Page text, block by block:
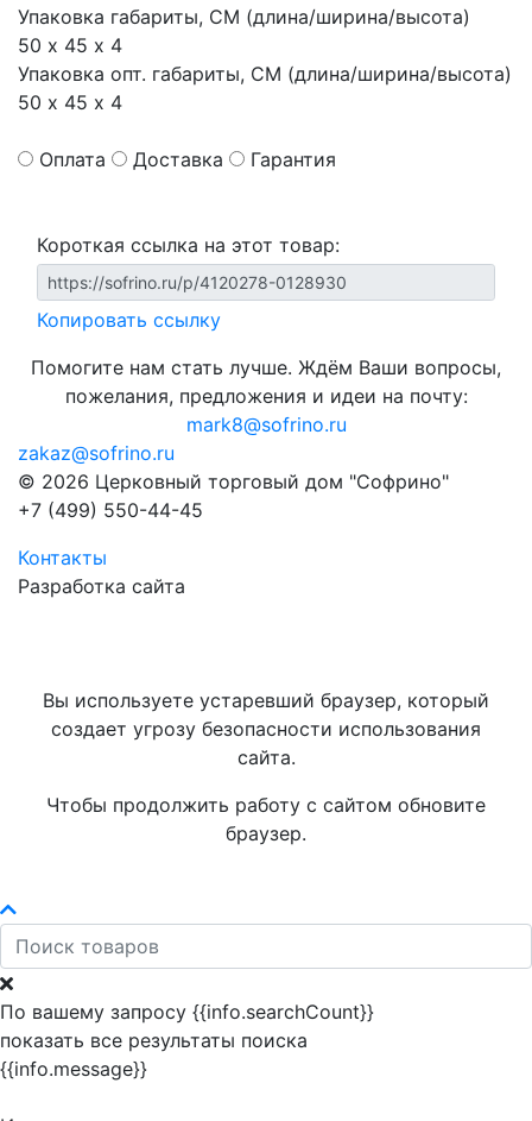
Упаковка габариты, СМ (длина/ширина/высота)
50 х 45 х 4
Упаковка опт. габариты, СМ (длина/ширина/высота)
50 х 45 х 4
Оплата Доставка Гарантия
Короткая ссылка на этот товар:
Копировать ссылку
Помогите нам стать лучше. Ждём Ваши вопросы,
пожелания, предложения и идеи на почту:
mark8@sofrino.ru
zakaz@sofrino.ru
© 2026 Церковный торговый дом "Софрино"
+7 (499) 550-44-45
Контакты
Разработка сайта
Вы используете устаревший браузер, который
создает угрозу безопасности использования
сайта.
Чтобы продолжить работу с сайтом обновите
браузер.
По вашему запросу {{info.searchCount}}
показать все результаты поиска
{{info.message}}